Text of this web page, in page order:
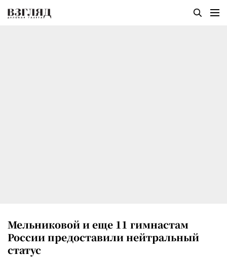
Мельниковой и еще 11 гимнастам
России предоставили нейтральный
статус